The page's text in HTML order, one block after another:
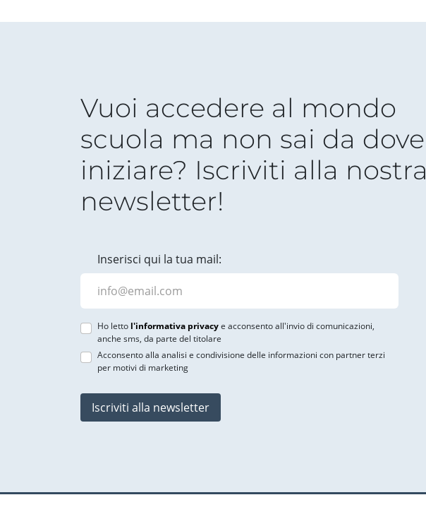
Vuoi accedere al mondo
scuola ma non sai da dove
iniziare? Iscriviti alla nostra
newsletter!
Inserisci qui la tua mail:
Ho letto l'informativa privacye acconsento all'invio di comunicazioni,
anche sms, da parte del titolare
Acconsento alla analisi e condivisione delle informazioni con partner terzi
per motivi di marketing
Iscriviti alla newsletter